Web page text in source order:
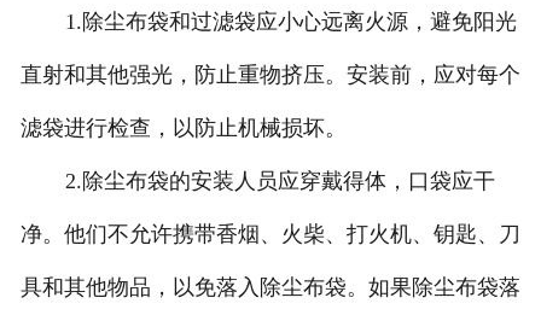
联系我们
1.除尘布袋和过滤袋应小心远离火源，避免阳光
直射和其他强光，防止重物挤压。安装前，应对每个
滤袋进行检查，以防止机械损坏。
2.除尘布袋的安装人员应穿戴得体，口袋应干
净。他们不允许携带香烟、火柴、打火机、钥匙、刀
具和其他物品，以免落入除尘布袋。如果除尘布袋落